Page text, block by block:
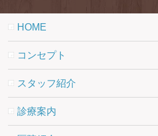
HOME
コンセプト
スタッフ紹介
診療案内